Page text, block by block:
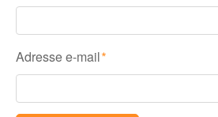
Adresse e-mail *